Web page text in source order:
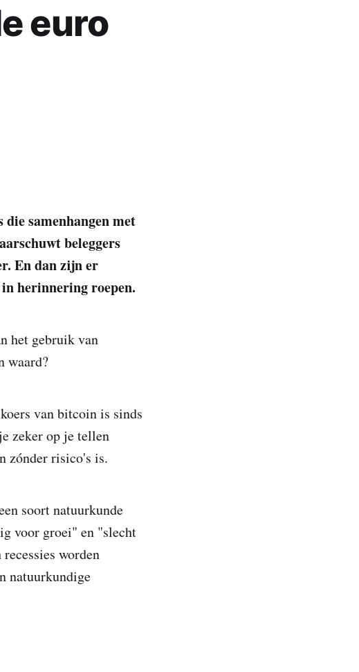
euro
samenhangen met
beleggers
En dan zijn er
herinnering roepen.
het gebruik van
waard?
van bitcoin is sinds
zeker op je tellen
zónder risico's is.
soort natuurkunde
voor groei" en "slecht
worden
natuurkundige